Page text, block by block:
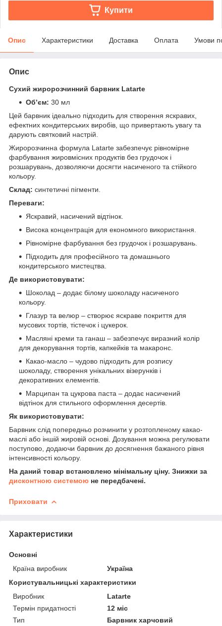
Купити
Опис Характеристики Доставка Оплата Умови
Опис
Сухий жиророзчинний барвник Latarte
Об’єм: 30 мл
Цей барвник ідеально підходить для створення яскравих,
ефектних кондитерських виробів, що привертають увагу та
дарують святковий настрій.
Жиророзчинна формула Latarte забезпечує рівномірне
фарбування жировмісних продуктів без грудочок і
розшарувань, дозволяючи досягти насиченого та стійкого
кольору.
Склад: синтетичні пігменти.
Переваги:
Яскравий, насичений відтінок.
Висока концентрація для економного використання.
Рівномірне фарбування без грудочок і розшарувань.
Підходить для професійного та домашнього
кондитерського мистецтва.
Де використовувати:
Шоколад – додає білому шоколаду насиченого
кольору.
Глазур та велюр – створює яскраве покриття для
мусових тортів, тістечок і цукерок.
Масляні креми та ганаш – забезпечує виразний колір
для декорування тортів, капкейків та макаронс.
Какао-масло – чудово підходить для розпису
шоколаду, створення унікальних візерунків і
декоративних елементів.
Марципан та цукрова паста – додає насичений
відтінок для стильного оформлення десертів.
Як використовувати:
Барвник слід попередньо розчинити у розтопленому какао-
маслі або іншій жировій основі. Дозування можна регулювати
поступово, додаючи барвник до досягнення бажаного рівня
інтенсивності кольору.
На даний товар встановлено мінімальну ціну. Знижки за
дисконтною системою не передбачені.
Приховати
Характеристики
Основні
Країна виробник
Україна
Користувальницькі характеристики
Виробник
Latarte
Термін придатності
12 міс
Тип
Барвник харчовий